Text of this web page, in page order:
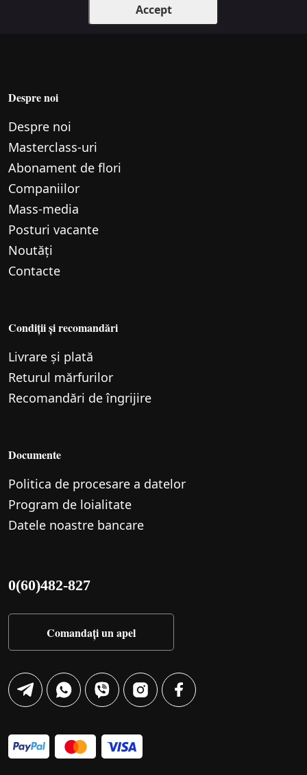
Accept
Despre noi
Despre noi
Маsterclass-uri
Abonament de flori
Companiilor
Mass-media
Posturi vacante
Noutăți
Contacte
Condiții și recomandări
Livrare și plată
Returul mărfurilor
Recomandări de îngrijire
Documente
Politica de procesare a datelor
Program de loialitate
Datele noastre bancare
0(60)482-827
Comandați un apel